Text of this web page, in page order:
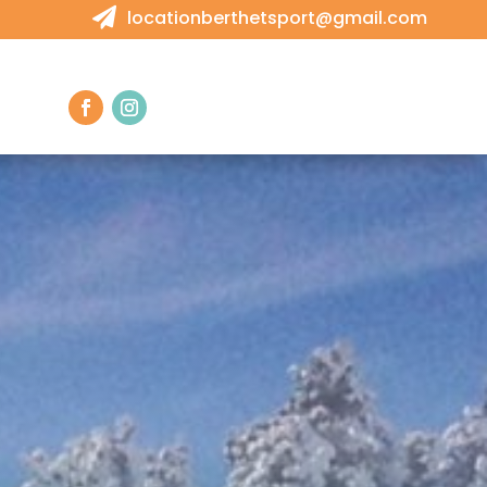
 locationberthetsport@gmail.com